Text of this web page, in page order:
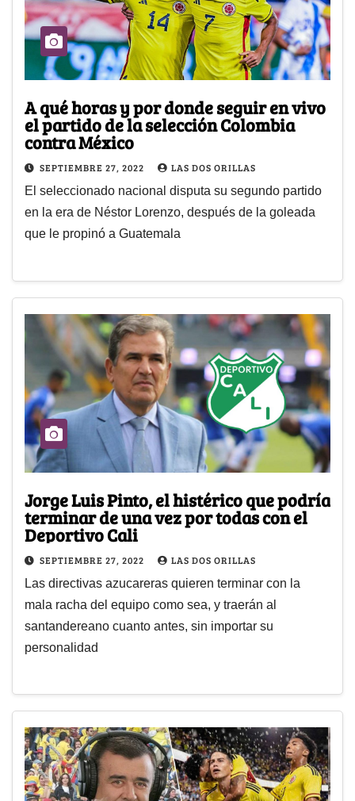
A qué horas y por donde seguir en vivo
el partido de la selección Colombia
contra México
SEPTIEMBRE 27, 2022 LAS DOS ORILLAS
El seleccionado nacional disputa su segundo partido
en la era de Néstor Lorenzo, después de la goleada
que le propinó a Guatemala
Jorge Luis Pinto, el histérico que podría
terminar de una vez por todas con el
Deportivo Cali
SEPTIEMBRE 27, 2022 LAS DOS ORILLAS
Las directivas azucareras quieren terminar con la
mala racha del equipo como sea, y traerán al
santandereano cuanto antes, sin importar su
personalidad